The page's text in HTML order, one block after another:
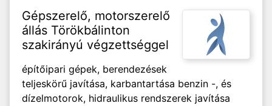
Gépszerelő, motorszerelő
állás Törökbálinton
szakirányú végzettséggel
építőipari gépek, berendezések
teljeskörű javítása, karbantartása benzin -, és
dízelmotorok, hidraulikus rendszerek javítása